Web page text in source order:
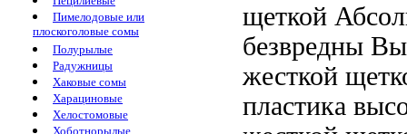
Пимелодовые или
плоскоголовые сомы
Полурылые
Радужницы
Хаковые сомы
Харациновые
Хелостомовые
Хоботнорылые
щеткой
безвредны
жесткой
пластика